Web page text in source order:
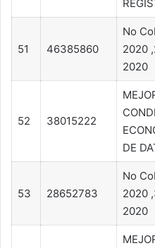
51 46385860
No
2020
2020
52 38015222
DE
53 28652783
No
2020
2020